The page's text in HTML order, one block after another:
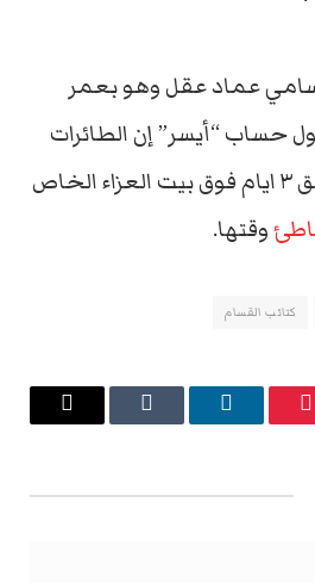
عماد عقل وهو بعمر
حساب “أيسر” إن الطائرات
الإسرائيلية بقيت تحلق ٣ ايام فوق بيت العزاء الخاص
وقتها.
كتائب القسام
بينتيريستلينكدإن Tumblr
البريد